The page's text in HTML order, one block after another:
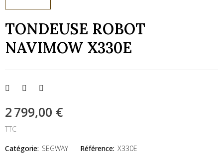
TONDEUSE ROBOT
NAVIMOW X330E
2 799,00 €
TTC
Catégorie: SEGWAY Référence: X330E